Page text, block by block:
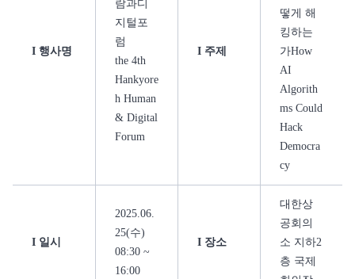
I 행사명
람과디
지털포
럼
the 4th
Hankyore
h Human
& Digital
Forum
I 주제
떻게 해
킹하는
가How
AI
Algorith
ms Could
Hack
Democra
cy
I 일시
2025.06.
25(수)
08:30 ~
16:00
I 장소
대한상
공회의
소 지하2
층 국제